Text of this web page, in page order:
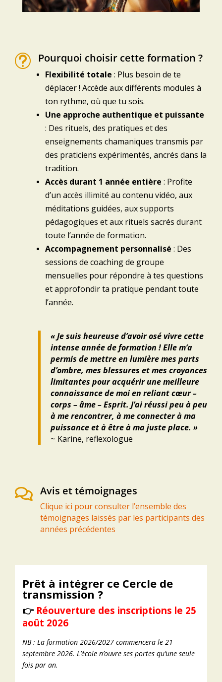
t Pourquoi choisir cette formation ?
Flexibilité totale : Plus besoin de te
déplacer ! Accède aux différents modules à
ton rythme, où que tu sois.
Une approche authentique et puissante
: Des rituels, des pratiques et des
enseignements chamaniques transmis par
des praticiens expérimentés, ancrés dans la
tradition.
Accès durant 1 année entière : Profite
d’un accès illimité au contenu vidéo, aux
méditations guidées, aux supports
pédagogiques et aux rituels sacrés durant
toute l’année de formation.
Accompagnement personnalisé : Des
sessions de coaching de groupe
mensuelles pour répondre à tes questions
et approfondir ta pratique pendant toute
l’année.
« Je suis heureuse d’avoir osé vivre cette
intense année de formation ! Elle m’a
permis de mettre en lumière mes parts
d’ombre, mes blessures et mes croyances
limitantes pour acquérir une meilleure
connaissance de moi en reliant cœur –
corps – âme – Esprit. J’ai réussi peu à peu
à me rencontrer, à me connecter à ma
puissance et à être à ma juste place. »
~ Karine, reflexologue
 Avis et témoignages
Clique ici pour consulter l’ensemble des
témoignages laissés par les participants des
années précédentes
Prêt à intégrer ce Cercle de
transmission ?
👉 Réouverture des inscriptions le 25
août 2026
NB : La formation 2026/2027 commencera le 21
septembre 2026. L’école n’ouvre ses portes qu’une seule
fois par an.